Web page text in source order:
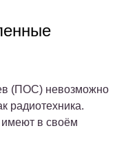
(ПОС) невозможно
радиотехника.
в своём